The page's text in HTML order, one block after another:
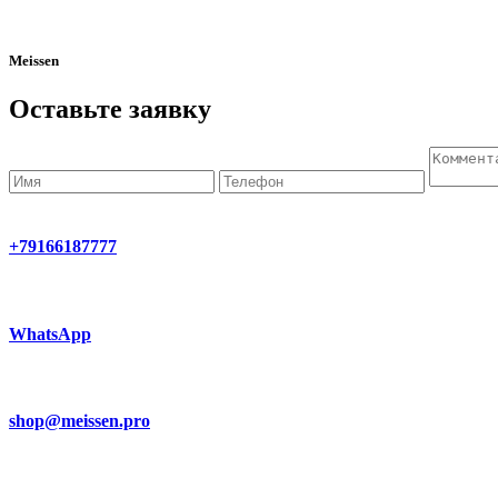
Meissen
Оставьте заявку
+79166187777
WhatsApp
shop@meissen.pro